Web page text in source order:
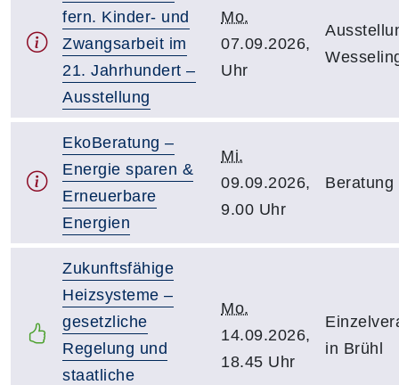
fern. Kinder- und
Zwangsarbeit im
21. Jahrhundert –
Ausstellung
Mo.
07.09.2026,
Uhr
EkoBeratung –
Energie sparen &
Erneuerbare
Energien
Mi.
09.09.2026,
9.00 Uhr
Beratung
Zukunftsfähige
Heizsysteme –
gesetzliche
Regelung und
staatliche
Mo.
14.09.2026,
18.45 Uhr
in Brühl